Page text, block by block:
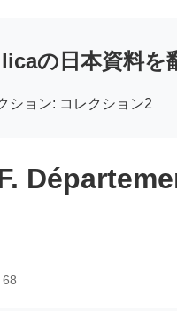
の日本資料を
ション: コレクション2